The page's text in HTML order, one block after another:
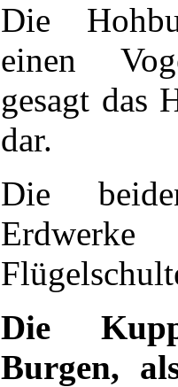
Die
einen
gesagt das
dar.
Die
Die
Burgen,